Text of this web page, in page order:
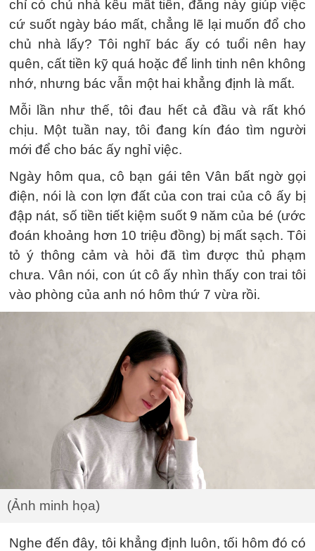
chỉ có chủ nhà kêu mất tiền, đằng này giúp việc
cứ suốt ngày báo mất, chẳng lẽ lại muốn đổ cho
chủ nhà lấy? Tôi nghĩ bác ấy có tuổi nên hay
quên, cất tiền kỹ quá hoặc để linh tinh nên không
nhớ, nhưng bác vẫn một hai khẳng định là mất.
Mỗi lần như thế, tôi đau hết cả đầu và rất khó
chịu. Một tuần nay, tôi đang kín đáo tìm người
mới để cho bác ấy nghỉ việc.
Ngày hôm qua, cô bạn gái tên Vân bất ngờ gọi
điện, nói là con lợn đất của con trai của cô ấy bị
đập nát, số tiền tiết kiệm suốt 9 năm của bé (ước
đoán khoảng hơn 10 triệu đồng) bị mất sạch. Tôi
tỏ ý thông cảm và hỏi đã tìm được thủ phạm
chưa. Vân nói, con út cô ấy nhìn thấy con trai tôi
vào phòng của anh nó hôm thứ 7 vừa rồi.
(Ảnh minh họa)
Nghe đến đây, tôi khẳng định luôn, tối hôm đó có